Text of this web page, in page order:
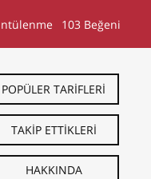
103 Beğeni
POPÜLER TARİFLERİ
TAKİP ETTİKLERİ
HAKKINDA